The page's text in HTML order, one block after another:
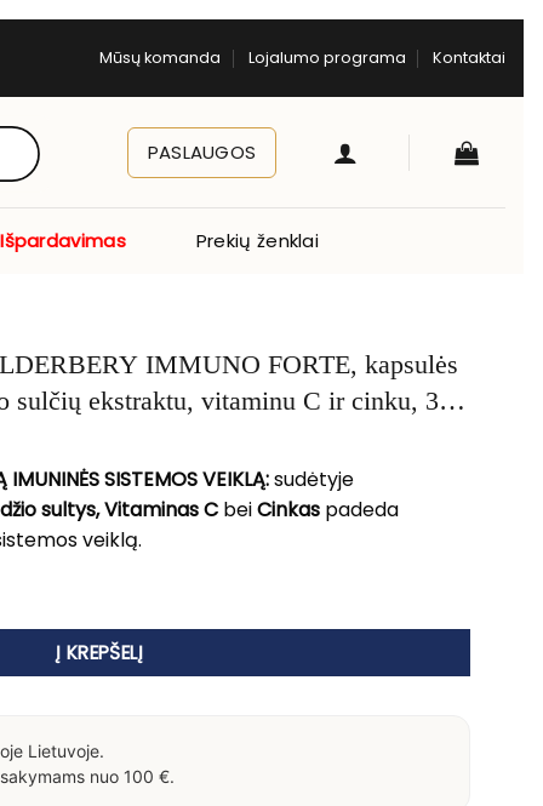
Mūsų komanda Lojalumo programa Kontaktai
PASLAUGOS
Išpardavimas Prekių ženklai
IMMUNO FORTE, kapsulės
sulčių ekstraktu, vitaminu C ir cinku, 30
SISTEMOS VEIKLĄ:sudėtyje
sultys, Vitaminas C beiCinkas padeda
veiklą.
Į KREPŠELĮ
Lietuvoje.
nuo 100 €.